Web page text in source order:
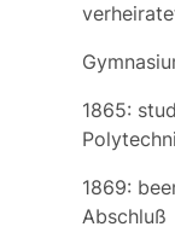
1865:
1869:
Abschluß